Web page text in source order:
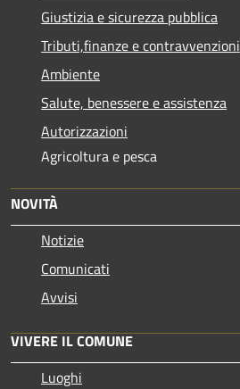
Giustizia e sicurezza pubblica
Tributi,finanze e contravvenzioni
Ambiente
Salute, benessere e assistenza
Autorizzazioni
Agricoltura e pesca
NOVITÀ
Notizie
Comunicati
Avvisi
VIVERE IL COMUNE
Luoghi